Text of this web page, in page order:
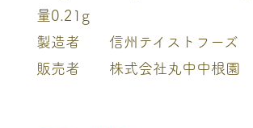
量0.21g
製造者 信州テイストフーズ
販売者 株式会社丸中中根園